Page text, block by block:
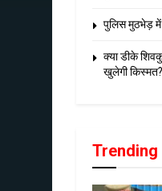
पुलिस मुठभेड़ में
क्या डीके
खुलेगी किस्मत?
Trending